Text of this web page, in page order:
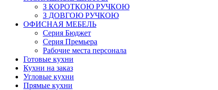
З КОРОТКОЮ РУЧКОЮ
З ДОВГОЮ РУЧКОЮ
ОФИСНАЯ МЕБЕЛЬ
Серия Бюджет
Серия Премьера
Рабочие места персонала
Готовые кухни
Кухни на заказ
Угловые кухни
Прямые кухни